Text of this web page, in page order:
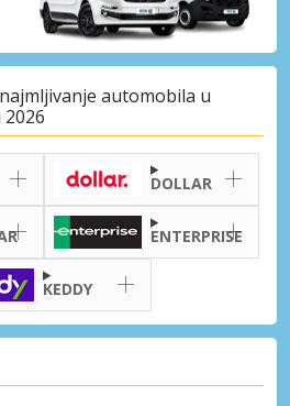
automobila u
DOLLAR
ENTERPRISE
KEDDY